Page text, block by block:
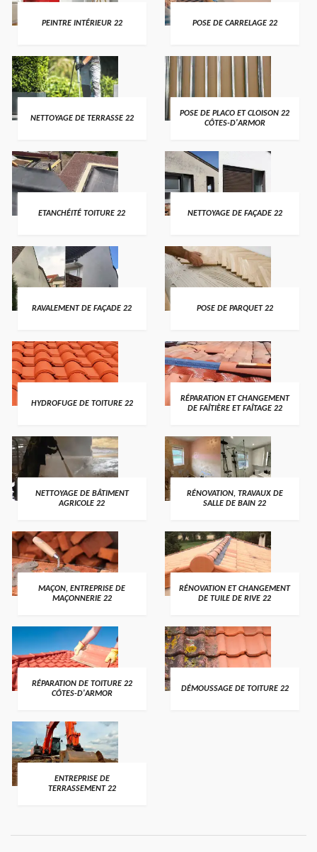
PEINTRE INTÉRIEUR 22 POSE DE CARRELAGE 22
NETTOYAGE DE TERRASSE 22
POSE DE PLACO ET CLOISON 22
CÔTES-D'ARMOR
ETANCHÉITÉ TOITURE 22 NETTOYAGE DE FAÇADE 22
RAVALEMENT DE FAÇADE 22 POSE DE PARQUET 22
HYDROFUGE DE TOITURE 22
RÉPARATION ET CHANGEMENT
DE FAÎTIÈRE ET FAÎTAGE 22
NETTOYAGE DE BÂTIMENT
AGRICOLE 22
RÉNOVATION, TRAVAUX DE
SALLE DE BAIN 22
MAÇON, ENTREPRISE DE
MAÇONNERIE 22
RÉNOVATION ET CHANGEMENT
DE TUILE DE RIVE 22
RÉPARATION DE TOITURE 22
CÔTES-D'ARMOR
DÉMOUSSAGE DE TOITURE 22
ENTREPRISE DE
TERRASSEMENT 22